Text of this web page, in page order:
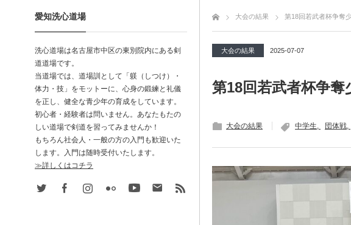
大会の結果 第18回若武者杯争奪
大会の結果 2025-07-07
第18回若武者杯争奪
大会の結果 中学生 団体戦
愛知洗心道場
洗心道場は名古屋市中区の東別院内にある剣
道道場です。
当道場では、道場訓として「躾（しつけ）・
体力・技」をモットーに、心身の鍛練と礼儀
を正し、健全な青少年の育成をしています。
初心者・経験者は問いません。あなたもたの
しい道場で剣道を習ってみませんか！
もちろん社会人・一般の方の入門も歓迎いた
します。入門は随時受付いたします。
≫詳しくはコチラ
Twitter FacebookInstagramFlickr Youtube Contact